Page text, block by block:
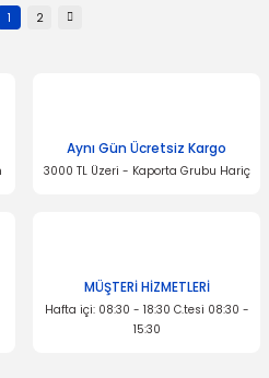
1 2
Aynı Gün Ücretsiz Kargo
3000 TL Üzeri - Kaporta Grubu Hariç
MÜŞTERİ HİZMETLERİ
Hafta içi: 08:30 - 18:30 C.tesi 08:30 -
15:30